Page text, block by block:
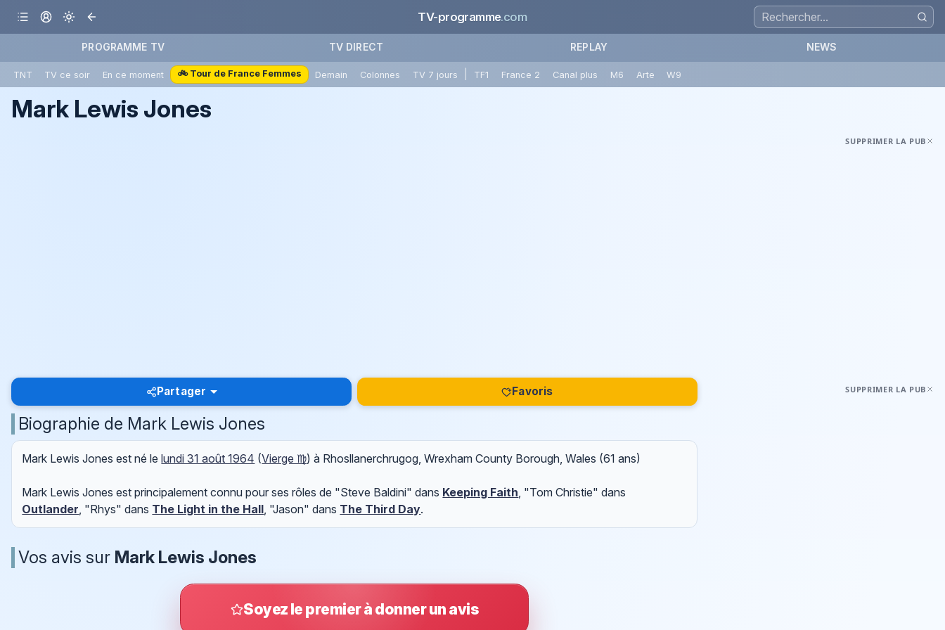
TV-programme.com
PROGRAMME TV TV DIRECT REPLAY NEWS
TNT TV ce soir En ce moment 🚲 Tour de France Femmes Demain Colonnes TV 7 jours TF1 France 2 Canal plus M6 Arte W9
Mark Lewis Jones
SUPPRIMER LA PUB
Partager Favoris
Biographie de Mark Lewis Jones
Mark Lewis Jones est né lelundi 31 août 1964 (Vierge ♍) à Rhosllanerchrugog, Wrexham County Borough, Wales (61 ans)
Mark Lewis Jones est principalement connu pour ses rôles de "Steve Baldini" dans Keeping Faith, "Tom Christie" dans
Outlander, "Rhys" dans The Light in the Hall, "Jason" dans The Third Day.
Vos avis sur Mark Lewis Jones
Soyez le premier à donner un avis
SUPPRIMER LA PUB